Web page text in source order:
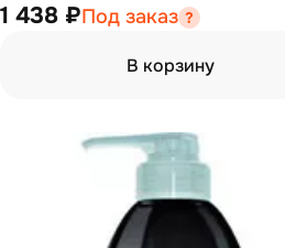
1 438 ₽Под заказ
В корзину